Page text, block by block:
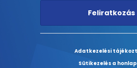
Feliratkozás
Adatkezelési
Sütikezelés a